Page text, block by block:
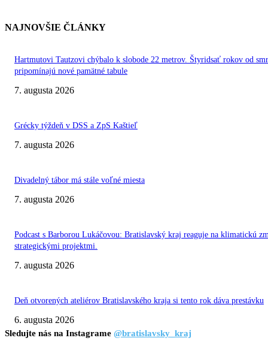
NAJNOVŠIE ČLÁNKY
Hartmutovi Tautzovi chýbalo k slobode 22 metrov. Štyridsať rokov od
pripomínajú nové pamätné tabule
7. augusta 2026
Grécky týždeň v DSS a ZpS Kaštieľ
7. augusta 2026
Divadelný tábor má stále voľné miesta
7. augusta 2026
Podcast s Barborou Lukáčovou: Bratislavský kraj reaguje na klimatickú
strategickými projektmi.
7. augusta 2026
Deň otvorených ateliérov Bratislavského kraja si tento rok dáva prestávku
6. augusta 2026
Sledujte nás na Instagrame @bratislavsky_kraj